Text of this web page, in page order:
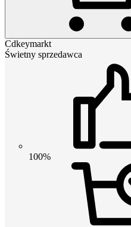
Cdkeymarkt
Świetny sprzedawca
100%